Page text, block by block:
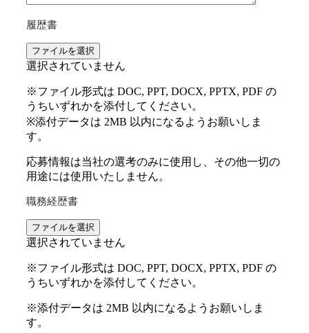
履歴書
ファイルを選択
選択されていません
※ファイル形式は DOC, PPT, DOCX, PPTX, PDF の
うちいずれかを添付してください。
※添付データは 2MB 以内になるようお願いしま
す。
応募情報は当社の選考のみに使用し、その他一切の
用途には使用いたしません。
職務経歴書
ファイルを選択
選択されていません
※ファイル形式は DOC, PPT, DOCX, PPTX, PDF の
うちいずれかを添付してください。
※添付データは 2MB 以内になるようお願いしま
す。